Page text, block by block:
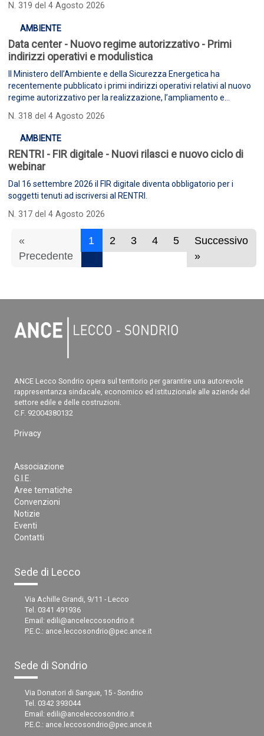
N. 319 del 4 Agosto 2026
AMBIENTE
Data center - Nuovo regime autorizzativo - Primi
indirizzi operativi e modulistica
Il Ministero dell’Ambiente e della Sicurezza Energetica ha
recentemente pubblicato i primi indirizzi operativi relativi al nuovo
regime autorizzativo per la realizzazione, l’ampliamento e
N. 318 del 4 Agosto 2026
AMBIENTE
RENTRI - FIR digitale - Nuovi rilasci e nuovo ciclo di
webinar
Dal 16 settembre 2026 il FIR digitale diventa obbligatorio per i
soggetti tenuti ad iscriversi al RENTRI.
N. 317 del 4 Agosto 2026
«
Precedente
1 2 3 4 5
Successivo
»
ANCE Lecco Sondrio opera sul territorio per garantire una autorevole
rappresentanza sindacale, economico ed istituzionale alle aziende del
settore edile e delle costruzioni.
C.F. 92004380132
Privacy
Associazione
G.I.E.
Aree tematiche
Convenzioni
Notizie
Eventi
Contatti
Sede di Lecco
Via Achille Grandi, 9/11 - Lecco
Tel. 0341 491936
Email: edili@anceleccosondrio.it
P.E.C.: ance.leccosondrio@pec.ance.it
Sede di Sondrio
Via Donatori di Sangue, 15 - Sondrio
Tel. 0342 393044
Email: edili@anceleccosondrio.it
P.E.C.: ance.leccosondrio@pec.ance.it